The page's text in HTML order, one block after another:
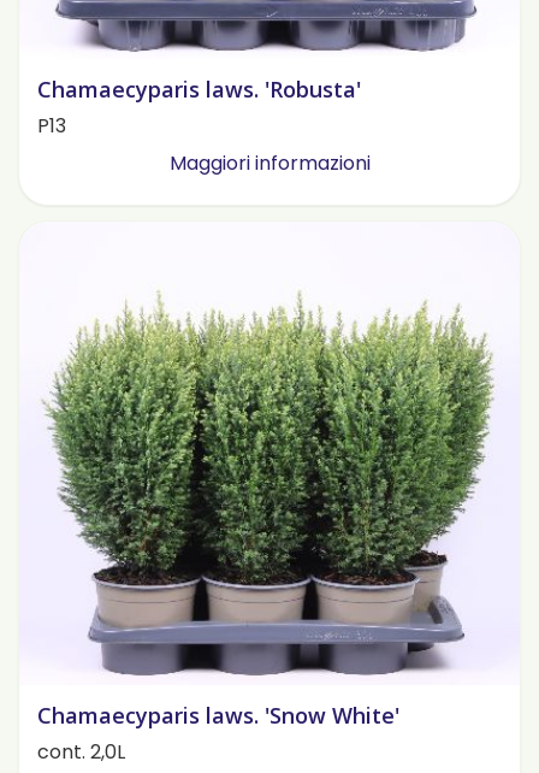
Chamaecyparis laws. 'Robusta'
P13
Maggiori informazioni
Chamaecyparis laws. 'Snow White'
cont. 2,0L